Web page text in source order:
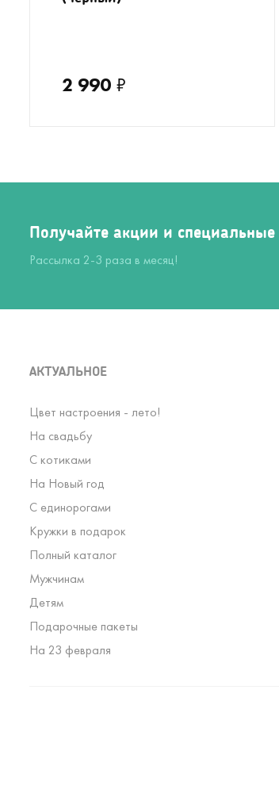
2 990 ₽
Получайте акции и специальные
Рассылка 2-3 раза в месяц!
АКТУАЛЬНОЕ
Цвет настроения - лето!
На свадьбу
С котиками
На Новый год
С единорогами
Кружки в подарок
Полный каталог
Мужчинам
Детям
Подарочные пакеты
На 23 февраля